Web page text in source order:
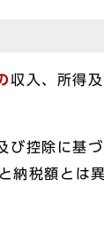
収入、所得
び控除に基
税額とは